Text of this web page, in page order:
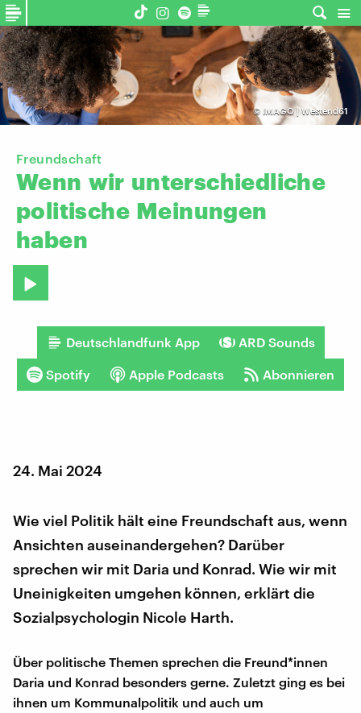
© IMAGO | Westend61
Freundschaft
Wenn wir unterschiedliche
politische Meinungen
haben
Deutschlandfunk App ARD Sounds
Spotify Apple Podcasts Abonnieren
24. Mai 2024
Wie viel Politik hält eine Freundschaft aus, wenn
Ansichten auseinandergehen? Darüber
sprechen wir mit Daria und Konrad. Wie wir mit
Uneinigkeiten umgehen können, erklärt die
Sozialpsychologin Nicole Harth.
Über politische Themen sprechen die Freund*innen
Daria und Konrad besonders gerne. Zuletzt ging es bei
ihnen um Kommunalpolitik und auch um